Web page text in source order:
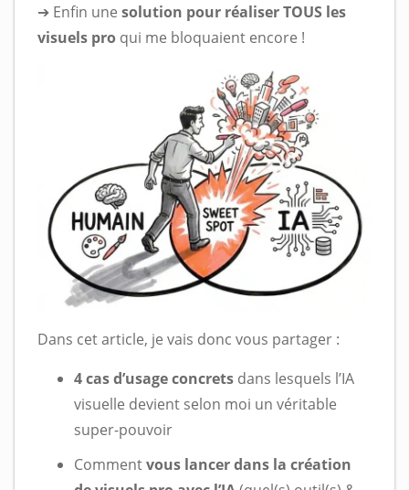
➔ Enfin une solution pour réaliser TOUS les
visuels pro qui me bloquaient encore !
Dans cet article, je vais donc vous partager :
4 cas d’usage concrets dans lesquels l’IA
visuelle devient selon moi un véritable
super-pouvoir
Commentvous lancer dans la création